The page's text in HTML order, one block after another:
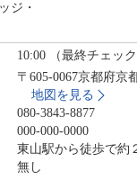
ジ・
10:00 （最終チェック
〒605-0067京都府
地図を見る
080-3843-8877
000-000-0000
東山駅から徒歩で約
無し